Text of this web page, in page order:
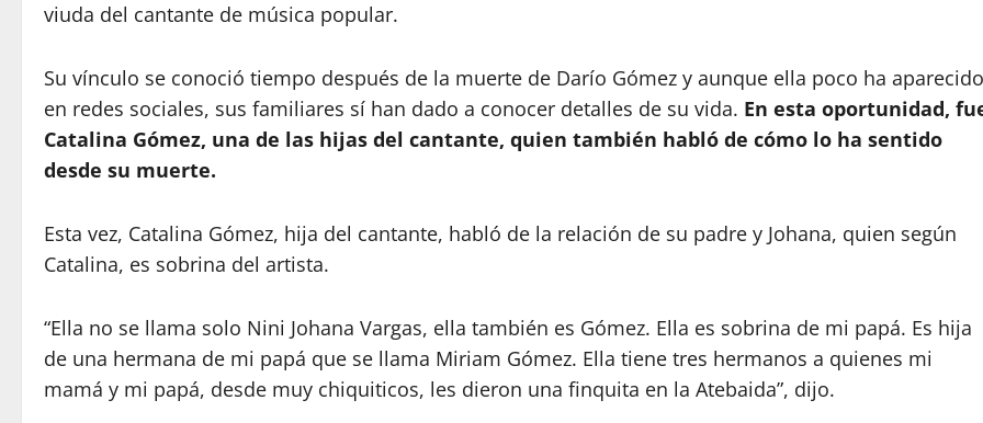
viuda del cantante de música popular.
Su vínculo se conoció tiempo después de la muerte de Darío Gómez y aunque ella poco ha aparecido
en redes sociales, sus familiares sí han dado a conocer detalles de su vida. En esta oportunidad,
Catalina Gómez, una de las hijas del cantante, quien también habló de cómo lo ha sentido
desde su muerte.
Esta vez, Catalina Gómez, hija del cantante, habló de la relación de su padre y Johana, quien según
Catalina, es sobrina del artista.
“Ella no se llama solo Nini Johana Vargas, ella también es Gómez. Ella es sobrina de mi papá. Es hija
de una hermana de mi papá que se llama Miriam Gómez. Ella tiene tres hermanos a quienes mi
mamá y mi papá, desde muy chiquiticos, les dieron una finquita en la Atebaida”, dijo.